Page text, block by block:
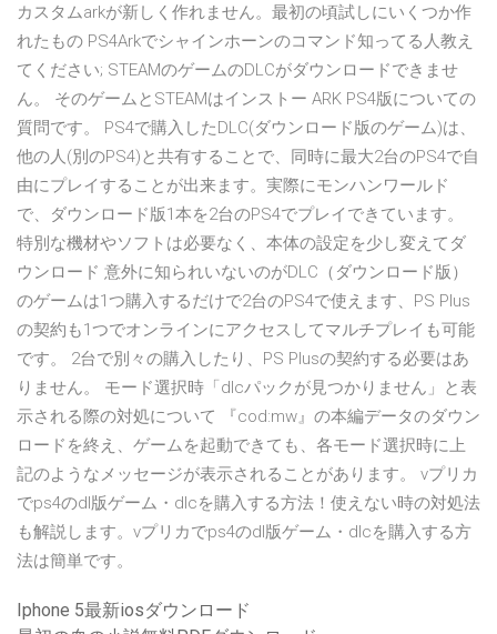
カスタムarkが新しく作れません。最初の頃試しにいくつか作
れたもの PS4Arkでシャインホーンのコマンド知ってる人教え
てください; STEAMのゲームのDLCがダウンロードできませ
ん。 そのゲームとSTEAMはインストー ARK PS4版についての
質問です。 PS4で購入したDLC(ダウンロード版のゲーム)は、
他の人(別のPS4)と共有することで、同時に最大2台のPS4で自
由にプレイすることが出来ます。実際にモンハンワールド
で、ダウンロード版1本を2台のPS4でプレイできています。
特別な機材やソフトは必要なく、本体の設定を少し変えてダ
ウンロード 意外に知られいないのがDLC（ダウンロード版）
のゲームは1つ購入するだけで2台のPS4で使えます、PS Plus
の契約も1つでオンラインにアクセスしてマルチプレイも可能
です。 2台で別々の購入したり、PS Plusの契約する必要はあ
りません。 モード選択時「dlcパックが見つかりません」と表
示される際の対処について 『cod:mw』の本編データのダウン
ロードを終え、ゲームを起動できても、各モード選択時に上
記のようなメッセージが表示されることがあります。 vプリカ
でps4のdl版ゲーム・dlcを購入する方法！使えない時の対処法
も解説します。vプリカでps4のdl版ゲーム・dlcを購入する方
法は簡単です。
Iphone 5最新iosダウンロード